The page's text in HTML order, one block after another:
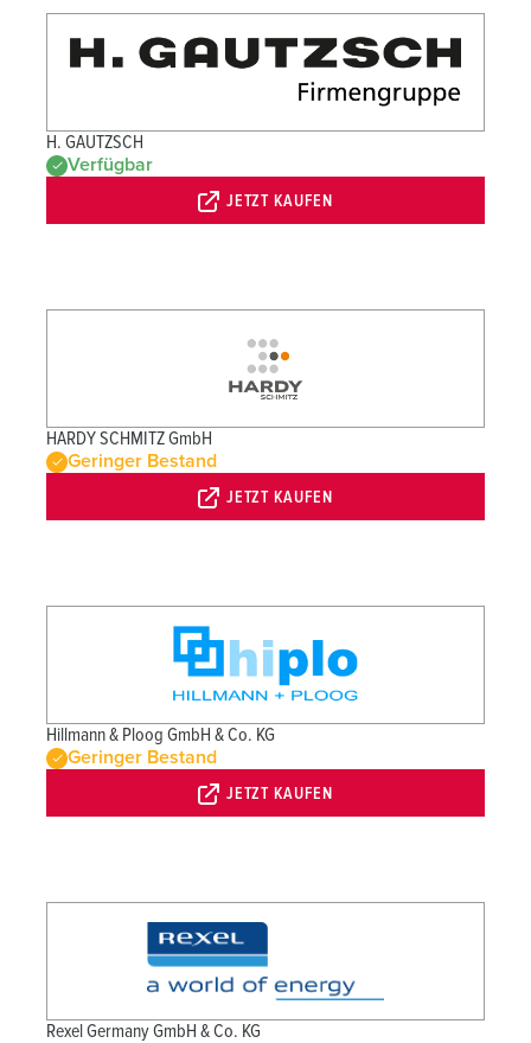
H. GAUTZSCH
Verfügbar
JETZT KAUFEN
HARDY SCHMITZ GmbH
Geringer Bestand
JETZT KAUFEN
Hillmann & Ploog GmbH & Co. KG
Geringer Bestand
JETZT KAUFEN
Rexel Germany GmbH & Co. KG